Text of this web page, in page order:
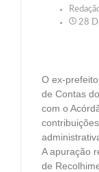
28
O ex-
de Contas
com o
A apuração
de